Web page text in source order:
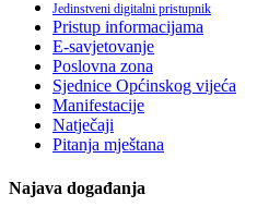
Jedinstveni digitalni pristupnik
Pristup informacijama
E-savjetovanje
Poslovna zona
Sjednice Općinskog vijeća
Manifestacije
Natječaji
Pitanja mještana
Najava događanja